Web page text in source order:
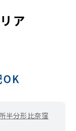
ア
OK
半分形 比奈窪